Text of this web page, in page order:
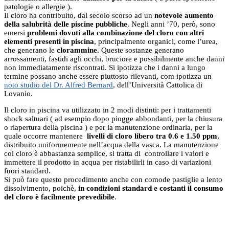
patologie o allergie ).
Il cloro ha contribuito, dal secolo scorso ad un notevole aumento
della salubrità delle piscine pubbliche. Negli anni ’70, però, sono
emersi problemi dovuti alla combinazione del cloro con altri
elementi presenti in piscina, principalmente organici, come l’urea,
che generano le clorammine. Queste sostanze generano
arrossamenti, fastidi agli occhi, bruciore e possibilmente anche danni
non immediatamente riscontrati. Si ipotizza che i danni a lungo
termine possano anche essere piuttosto rilevanti, com ipotizza un
noto studio del Dr. Alfred Bernard, dell’Università Cattolica di
Lovanio.
Il cloro in piscina va utilizzato in 2 modi distinti: per i trattamenti
shock saltuari ( ad esempio dopo piogge abbondanti, per la chiusura
o riapertura della piscina ) e per la manutenzione ordinaria, per la
quale occorre mantenere livelli di cloro libero tra 0.6 e 1.50 ppm,
distribuito uniformemente nell’acqua della vasca. La manutenzione
col cloro è abbastanza semplice, si tratta di controllare i valori e
immettere il prodotto in acqua per ristabilirli in caso di variazioni
fuori standard.
Si può fare questo procedimento anche con comode pastiglie a lento
dissolvimento, poichè, in condizioni standard e costanti il consumo
del cloro è facilmente prevedibile.